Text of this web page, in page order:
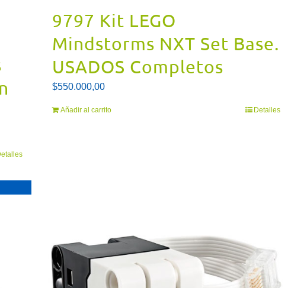
9797 Kit LEGO
Mindstorms NXT Set Base.
USADOS Completos
$550.000,00
Añadir al carrito Detalles